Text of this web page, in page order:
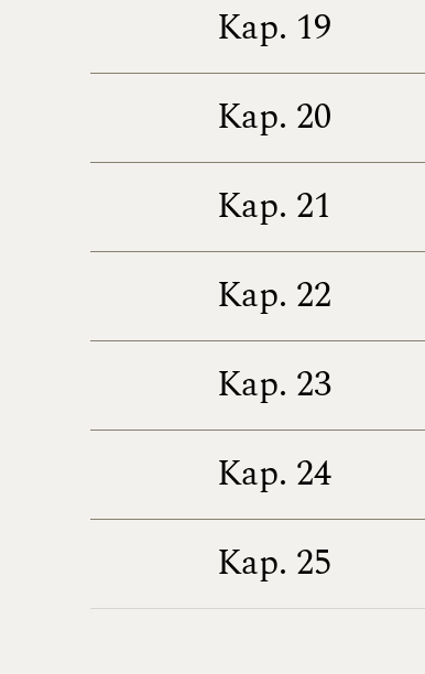
Kap. 19
Kap. 20
Kap. 21
Kap. 22
Kap. 23
Kap. 24
Kap. 25